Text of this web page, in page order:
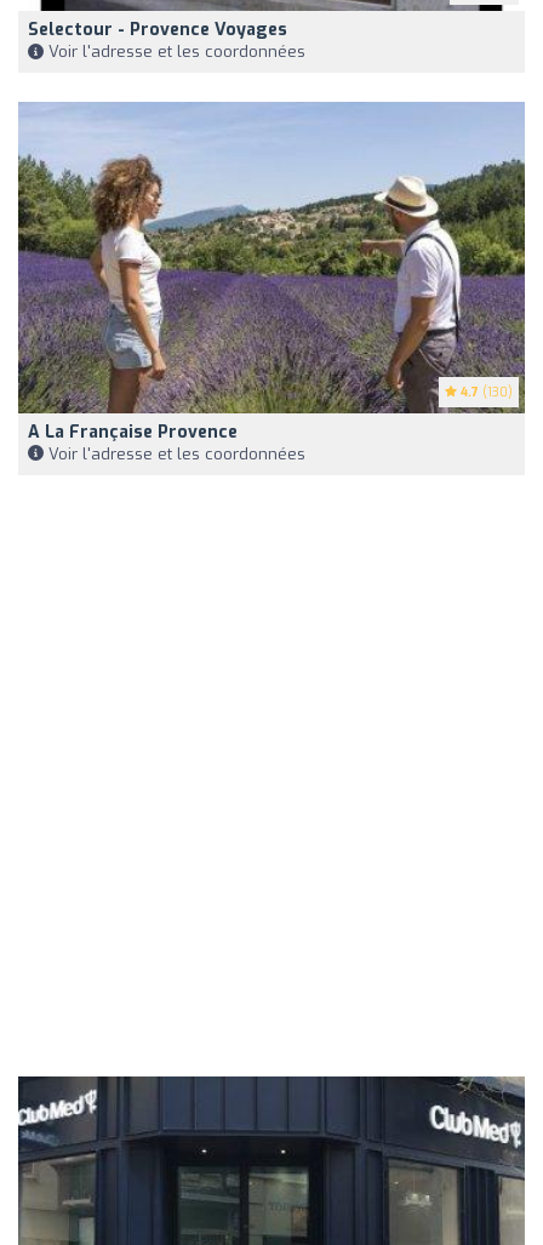
Selectour - Provence Voyages
Voir l'adresse et les coordonnées
4.7 (130)
A La Française Provence
Voir l'adresse et les coordonnées